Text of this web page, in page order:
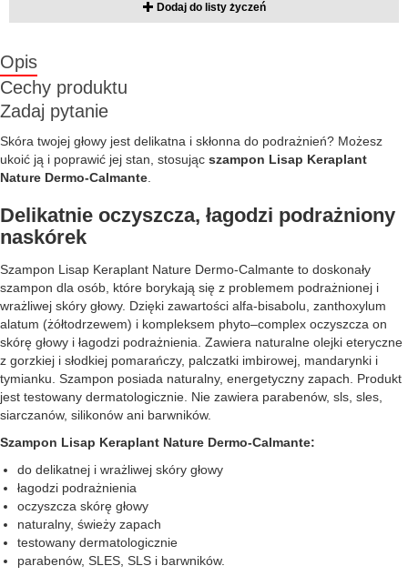
Dodaj do listy życzeń
Opis
Cechy produktu
Zadaj pytanie
Skóra twojej głowy jest delikatna i skłonna do podrażnień? Możesz
ukoić ją i poprawić jej stan, stosując szampon Lisap Keraplant
Nature Dermo-Calmante
Delikatnie oczyszcza, łagodzi podrażniony
naskórek
Szampon Lisap Keraplant Nature Dermo-Calmante to doskonały
szampon dla osób, które borykają się z problemem podrażnionej i
wrażliwej skóry głowy. Dzięki zawartości alfa-bisabolu, zanthoxylum
alatum (żółtodrzewem) i kompleksem phyto–complex oczyszcza on
skórę głowy i łagodzi podrażnienia. Zawiera naturalne olejki eteryczne
z gorzkiej i słodkiej pomarańczy, palczatki imbirowej, mandarynki i
tymianku. Szampon posiada naturalny, energetyczny zapach. Produkt
jest testowany dermatologicznie. Nie zawiera parabenów, sls, sles,
siarczanów, silikonów ani barwników.
Szampon Lisap Keraplant Nature Dermo-Calmante:
do delikatnej i wrażliwej skóry głowy
łagodzi podrażnienia
oczyszcza skórę głowy
naturalny, świeży zapach
testowany dermatologicznie
parabenów, SLES, SLS i barwników.